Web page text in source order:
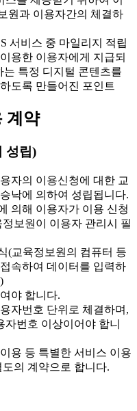
원과 이용자간의 체결하
서비스 중 마일리지 적립
용한 이용자에게 지급되
는 특정 디지털 콘텐츠를
도록 만들어진 포인트
계약
성립)
자의 이용신청에 대한 교
낙에 의하여 성립됩니다.
의해 이용자가 이용 신청
보원이 이용자 관리시 필
(교육정보원의 컴퓨터 등
속하여 데이터를 입력하
야 합니다.
자번호 단위로 체결하며,
자번호 이상이어야 합니
용 등 특별한 서비스 이용
의 계약으로 합니다.